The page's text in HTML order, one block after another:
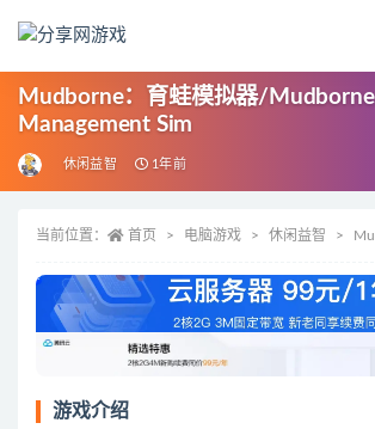
Mudborne：育蛙模拟器/
Management Sim
休闲益智 1年前
当前位置： 首页 电脑游戏 休闲益智
游戏介绍